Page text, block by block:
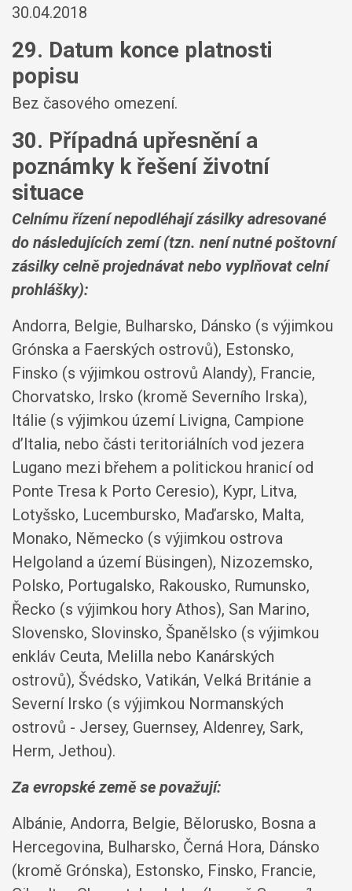
30.04.2018
29. Datum konce platnosti
popisu
Bez časového omezení.
30. Případná upřesnění a
poznámky k řešení životní
situace
Celnímu řízení nepodléhají zásilky adresované
do následujících zemí (tzn. není nutné poštovní
zásilky celně projednávat nebo vyplňovat celní
prohlášky):
Andorra, Belgie, Bulharsko, Dánsko (s výjimkou
Grónska a Faerských ostrovů), Estonsko,
Finsko (s výjimkou ostrovů Alandy), Francie,
Chorvatsko, Irsko (kromě Severního Irska),
Itálie (s výjimkou území Livigna, Campione
d’Italia, nebo části teritoriálních vod jezera
Lugano mezi břehem a politickou hranicí od
Ponte Tresa k Porto Ceresio), Kypr, Litva,
Lotyšsko, Lucembursko, Maďarsko, Malta,
Monako, Německo (s výjimkou ostrova
Helgoland a území Büsingen), Nizozemsko,
Polsko, Portugalsko, Rakousko, Rumunsko,
Řecko (s výjimkou hory Athos), San Marino,
Slovensko, Slovinsko, Španělsko (s výjimkou
enkláv Ceuta, Melilla nebo Kanárských
ostrovů), Švédsko, Vatikán, Velká Británie a
Severní Irsko (s výjimkou Normanských
ostrovů - Jersey, Guernsey, Aldenrey, Sark,
Herm, Jethou).
Za evropské země se považují:
Albánie, Andorra, Belgie, Bělorusko, Bosna a
Hercegovina, Bulharsko, Černá Hora, Dánsko
(kromě Grónska), Estonsko, Finsko, Francie,